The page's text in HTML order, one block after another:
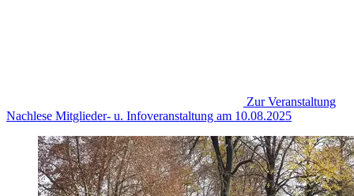
Zur Veranstaltung
Nachlese Mitglieder- u. Infoveranstaltung am 10.08.2025